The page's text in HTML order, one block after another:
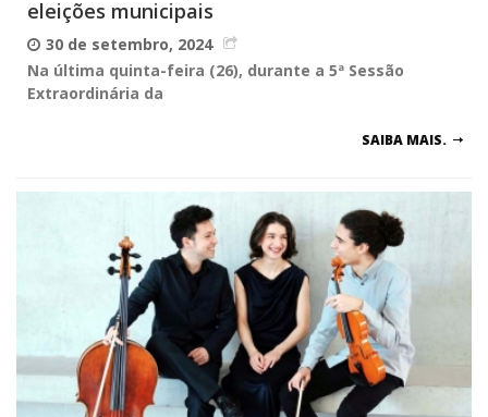
eleições municipais
30 de setembro, 2024
Na última quinta-feira (26), durante a 5ª Sessão
Extraordinária da
SAIBA MAIS.